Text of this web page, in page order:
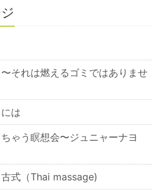
それは燃えるゴミではありませ
は
ゃう瞑想会〜ジュニャーナヨ
式（Thai massage)